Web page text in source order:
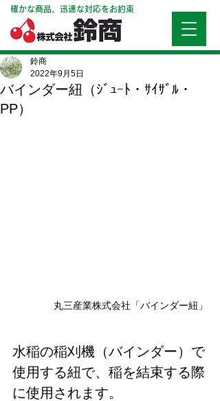
確かな商品、迅速な対応をお約束
バインダー紐（ｼﾞｭｰﾄ・ｻｲｻﾞﾙ・
PP）
鈴商
2022年9月5日
丸三産業株式会社「バインダー紐」
水稲の稲刈機（バインダー）で
使用する紐で、稲を結束する際
に使用されます。